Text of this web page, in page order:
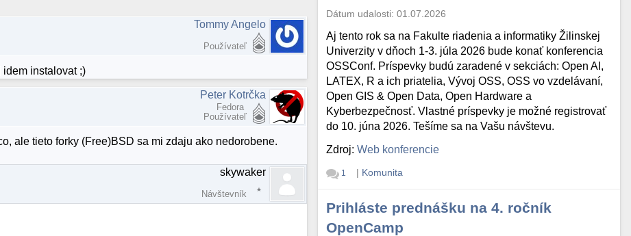
Tommy Angelo
Používateľ
instalovat ;)
Peter Kotrčka
Fedora
Používateľ
ale tieto forky (Free)BSD sa mi zdaju ako nedorobene.
skywaker
Návštevník
Dátum udalosti:01.07.2026
Aj tento rok sa na Fakulte riadenia a informatiky Žilinskej
Univerzity v dňoch 1-3. júla 2026 bude konať konferencia
OSSConf. Príspevky budú zaradené v sekciách: Open AI,
LATEX, R a ich priatelia, Vývoj OSS, OSS vo vzdelávaní,
Open GIS & Open Data, Open Hardware a
Kyberbezpečnosť. Vlastné príspevky je možné registrovať
do 10. júna 2026. Tešíme sa na Vašu návštevu.
Zdroj:Web konferencie
1 | Komunita
Prihláste prednášku na 4. ročník
OpenCamp